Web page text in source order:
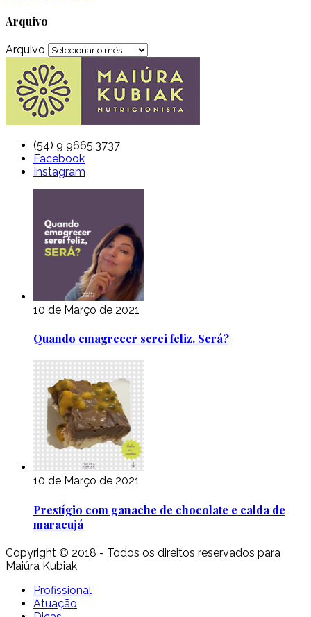
Arquivo
Arquivo
(54) 9 9665.3737
Facebook
Instagram
10 de Março de 2021
Quando emagrecer serei feliz. Será?
10 de Março de 2021
Prestígio com ganache de chocolate e calda de
maracujá
Copyright © 2018 - Todos os direitos reservados para
Maiúra Kubiak
Profissional
Atuação